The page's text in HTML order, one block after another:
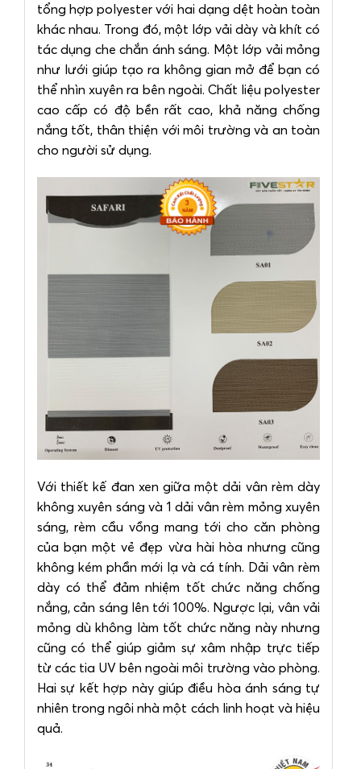
tổng hợp polyester với hai dạng dệt hoàn toàn
khác nhau. Trong đó, một lớp vải dày và khít có
tác dụng che chắn ánh sáng. Một lớp vải mỏng
như lưới giúp tạo ra không gian mở để bạn có
thể nhìn xuyên ra bên ngoài. Chất liệu polyester
cao cấp có độ bền rất cao, khả năng chống
nắng tốt, thân thiện với môi trường và an toàn
cho người sử dụng.
Với thiết kế đan xen giữa một dải vân rèm dày
không xuyên sáng và 1 dải vân rèm mỏng xuyên
sáng, rèm cầu vồng mang tới cho căn phòng
của bạn một vẻ đẹp vừa hài hòa nhưng cũng
không kém phần mới lạ và cá tính. Dải vân rèm
dày có thể đảm nhiệm tốt chức năng chống
nắng, cản sáng lên tới 100%. Ngược lại, vân vải
mỏng dù không làm tốt chức năng này nhưng
cũng có thể giúp giảm sự xâm nhập trực tiếp
từ các tia UV bên ngoài môi trường vào phòng.
Hai sự kết hợp này giúp điều hòa ánh sáng tự
nhiên trong ngôi nhà một cách linh hoạt và hiệu
quả.